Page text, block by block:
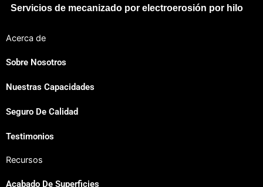
Servicios de mecanizado por electroerosión por hilo
Acerca de
Sobre Nosotros
Nuestras Capacidades
Seguro De Calidad
Testimonios
Recursos
Acabado De Superficies